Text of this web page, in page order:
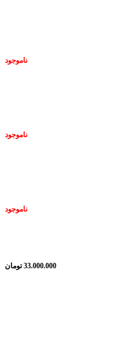
ناموجود
ناموجود
ناموجود
33.000.000 تومان